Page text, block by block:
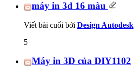
máy in 3d 16 màu
Viết bài cuối bởi Design Autodesk
5
Máy in 3D của DIY1102